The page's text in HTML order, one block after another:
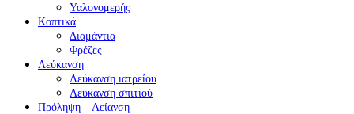
Υαλονομερής
Κοπτικά
Διαμάντια
Φρέζες
Λεύκανση
Λεύκανση ιατρείου
Λεύκανση σπιτιού
Πρόληψη – Λείανση